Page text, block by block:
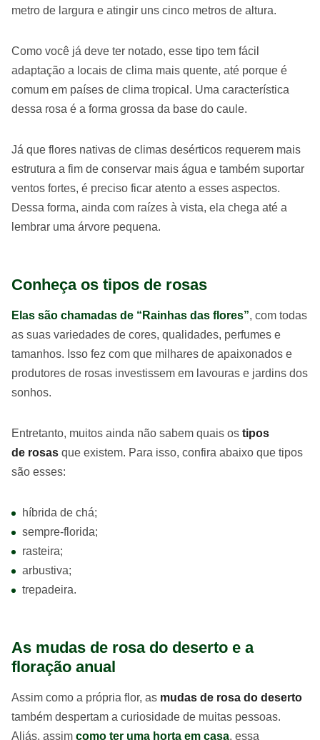
metro de largura e atingir uns cinco metros de altura.
Como você já deve ter notado, esse tipo tem fácil
adaptação a locais de clima mais quente, até porque é
comum em países de clima tropical. Uma característica
dessa rosa é a forma grossa da base do caule.
Já que flores nativas de climas desérticos requerem mais
estrutura a fim de conservar mais água e também suportar
ventos fortes, é preciso ficar atento a esses aspectos.
Dessa forma, ainda com raízes à vista, ela chega até a
lembrar uma árvore pequena.
Conheça os tipos de rosas
Elas são chamadas de “Rainhas das flores”, com todas
as suas variedades de cores, qualidades, perfumes e
tamanhos. Isso fez com que milhares de apaixonados e
produtores de rosas investissem em lavouras e jardins dos
sonhos.
Entretanto, muitos ainda não sabem quais os tipos
de rosas que existem. Para isso, confira abaixo que tipos
são esses:
híbrida de chá;
sempre-florida;
rasteira;
arbustiva;
trepadeira.
As mudas de rosa do deserto e a
floração anual
Assim como a própria flor, as mudas de rosa do deserto
também despertam a curiosidade de muitas pessoas.
Aliás, assim como ter uma horta em casa, essa